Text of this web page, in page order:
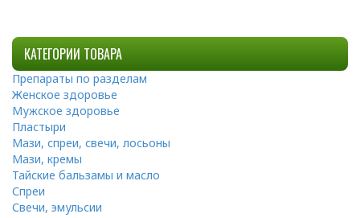
КАТЕГОРИИ ТОВАРА
Препараты по разделам
Женское здоровье
Мужское здоровье
Пластыри
Мази, спреи, свечи, лосьоны
Мази, кремы
Тайские бальзамы и масло
Спреи
Свечи, эмульсии